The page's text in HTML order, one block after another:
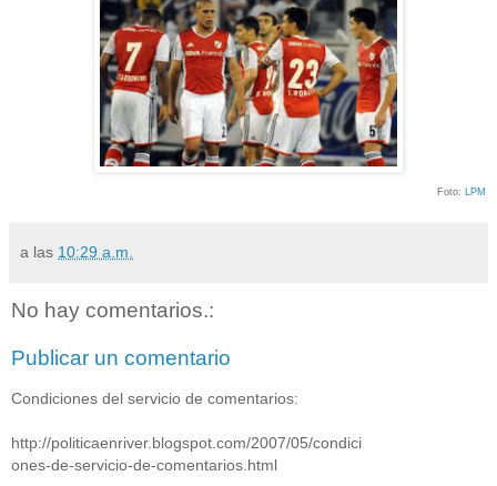
Foto: LPM
a las 10:29 a.m.
No hay comentarios.:
Publicar un comentario
Condiciones del servicio de comentarios:
http://politicaenriver.blogspot.com/2007/05/condici
ones-de-servicio-de-comentarios.html